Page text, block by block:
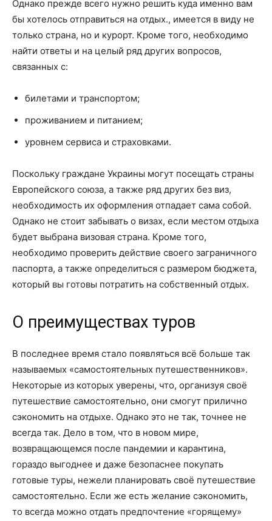
Однако прежде всего нужно решить куда именно вам
бы хотелось отправиться на отдых., имеется в виду не
только страна, но и курорт. Кроме того, необходимо
найти ответы и на целый ряд других вопросов,
связанных с:
билетами и транспортом;
проживанием и питанием;
уровнем сервиса и страховками.
Поскольку граждане Украины могут посещать страны
Европейского союза, а также ряд других без виз,
необходимость их оформления отпадает сама собой.
Однако не стоит забывать о визах, если местом отдыха
будет выбрана визовая страна. Кроме того,
необходимо проверить действие своего заграничного
паспорта, а также определиться с размером бюджета,
который вы готовы потратить на собственный отдых.
О преимуществах туров
В последнее время стало появляться всё больше так
называемых «самостоятельных путешественников».
Некоторые из которых уверены, что, организуя своё
путешествие самостоятельно, они смогут прилично
сэкономить на отдыхе. Однако это не так, точнее не
всегда так. Дело в том, что в новом мире,
возвращающемся после пандемии и карантина,
гораздо выгоднее и даже безопаснее покупать
готовые туры, нежели планировать своё путешествие
самостоятельно. Если же есть желание сэкономить,
то всегда можно отдать предпочтение «горящему»